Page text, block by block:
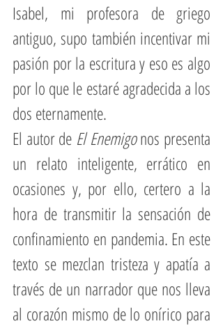
Isabel, mi profesora de griego
antiguo, supo también incentivar mi
pasión por la escritura y eso es algo
por lo que le estaré agradecida a los
dos eternamente.
El autor de El Enemigo nos presenta
un relato inteligente, errático en
ocasiones y, por ello, certero a la
hora de transmitir la sensación de
confinamiento en pandemia. En este
texto se mezclan tristeza y apatía a
través de un narrador que nos lleva
al corazón mismo de lo onírico para